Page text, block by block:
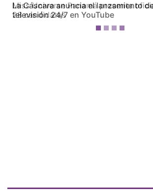
Miss Universe Panamá presenta
28 candidatas